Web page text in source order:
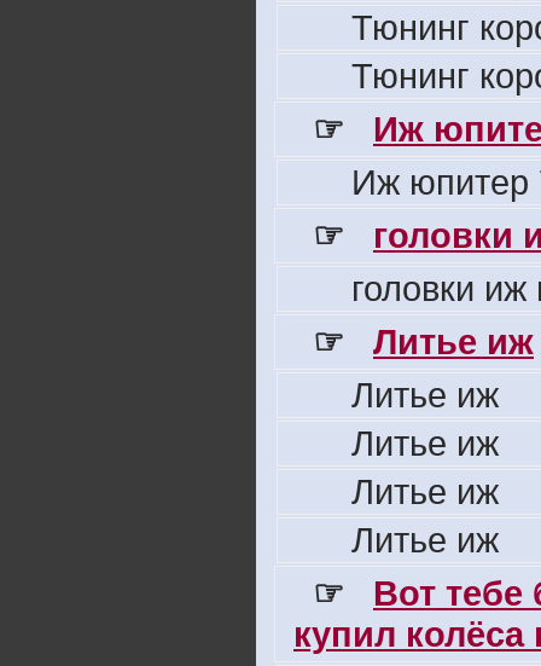
Тюнинг
Тюнинг
☞
Иж
Иж юпитер
☞
головки
головки
☞
Литье иж
Литье иж
Литье иж
Литье иж
Литье иж
☞
Вот
купил колёса